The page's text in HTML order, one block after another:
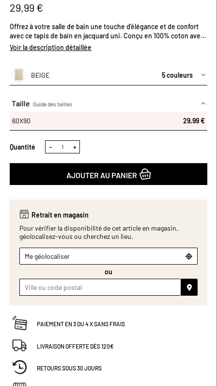
la
Galerie
d’images
29,99 €
Offrez à votre salle de bain une touche d’élégance et de confort
avec ce tapis de bain en jacquard uni. Conçu en 100% coton avec
un grammage exceptionnel de 1800 gr/m², il séduit par son
épaisseur généreuse et sa capacité d’absorption optimale. Son
tout en conservant une esthétique épurée. Doté d’un revêtement
antidérapant, il reste parfaitement en place, même sur sol
toutes les ambiances. Dimensions (cm) : H60 x L90.
Voir la description détaillée
BEIGE 5 couleurs
Taille Guide des tailles
60X90 29,99 €
Quantité − +
AJOUTER AU PANIER
Retrait en magasin
Pour vérifier la disponibilité de cet article en magasin,
géolocalisez-vous ou cherchez un lieu.
Me géolocaliser
ou
PAIEMENT EN 3 OU 4 X SANS FRAIS
LIVRAISON OFFERTE DÈS 120€
RETOURS SOUS 30 JOURS